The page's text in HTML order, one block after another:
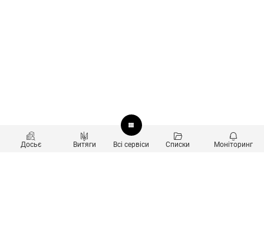
Досьє Витяги Всі сервіси Списки Моніторинг